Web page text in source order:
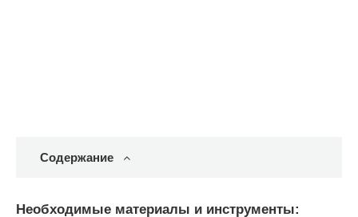
Содержание
Необходимые материалы и инструменты: